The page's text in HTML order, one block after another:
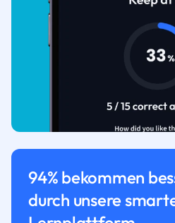
94% bekommen
durch unsere